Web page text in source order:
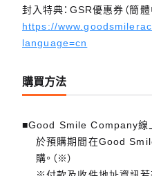
封入特典：GSR優惠券（簡體
https://
language=cn
購買方法
■Good Smile Company線
於預購期間在Good
購。（※）